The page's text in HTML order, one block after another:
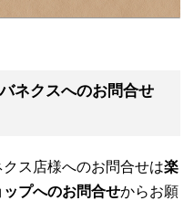
ネクスへのお問合せ
ス店様へのお問合せは楽
プへのお問合せからお願